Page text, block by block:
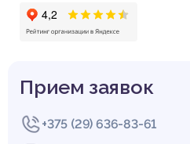
Прием заявок
+375 (29) 636-83-61